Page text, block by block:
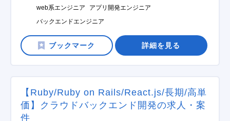
web系エンジニア
アプリ開発エンジニア
バックエンドエンジニア
詳細を見る
【Ruby/Ruby on Rails/React.js/長期/高単
価】クラウドバックエンド開発の求人・案
件